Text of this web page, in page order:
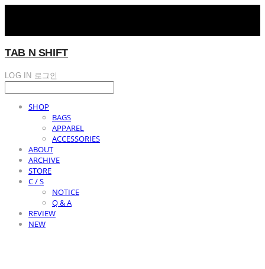
TAB N SHIFT
LOG IN 로그인
SHOP
BAGS
APPAREL
ACCESSORIES
ABOUT
ARCHIVE
STORE
C / S
NOTICE
Q & A
REVIEW
NEW